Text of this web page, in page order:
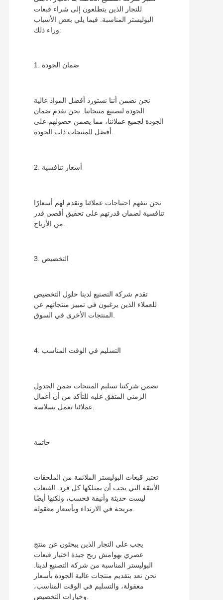
للتجار الذين يتطلعون إلى شراء قبعات
البوليستر المناسبة. فيما يلي بعض الأسباب
وراء ذلك:
نحن نضمن أننا نستورد أفضل المواد عالية
الجودة لتصنيع منتجاتنا. نحن نقدم ضمان
الجودة لجميع عملائنا، مما يضمن حصولهم على
نحن نتفهم احتياجات عملائنا ونقدم لهم أسعارًا
تنافسية لضمان قدرتهم على تحقيق أقصى قدر
تقدم شركة التصنيع لدينا حلول التخصيص
للعملاء الذين يرغبون في تمييز منتجاتهم عن
المنتجات الأخرى في السوق.
تضمن شركتنا تسليم المنتجات ضمن الجدول
الزمني المتفق عليه للتأكد من أن أعمال
خاتمة
تعتبر قبعات البوليستر الملائمة من الملحقات
الأنيقة التي يجب أن يمتلكها كل فرد. القبعات
ليست حديثة وأنيقة فحسب، ولكنها أيضًا
مريحة في الارتداء وبأسعار معقولة.
يجب على التجار الذين يبحثون عن منتج
عصري بهوامش ربح جيدة اختيار قبعات
البوليستر المناسبة من شركة التصنيع لدينا.
نحن نعد بتقديم منتجات عالية الجودة بأسعار
معقولة، والتسليم في الوقت المناسب،